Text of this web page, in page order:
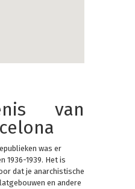
van
was er
1936-1939. Het is
dat je anarchistische
en andere